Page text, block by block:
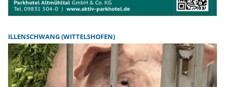
ILLENSCHWANG (WITTELSHOFEN)